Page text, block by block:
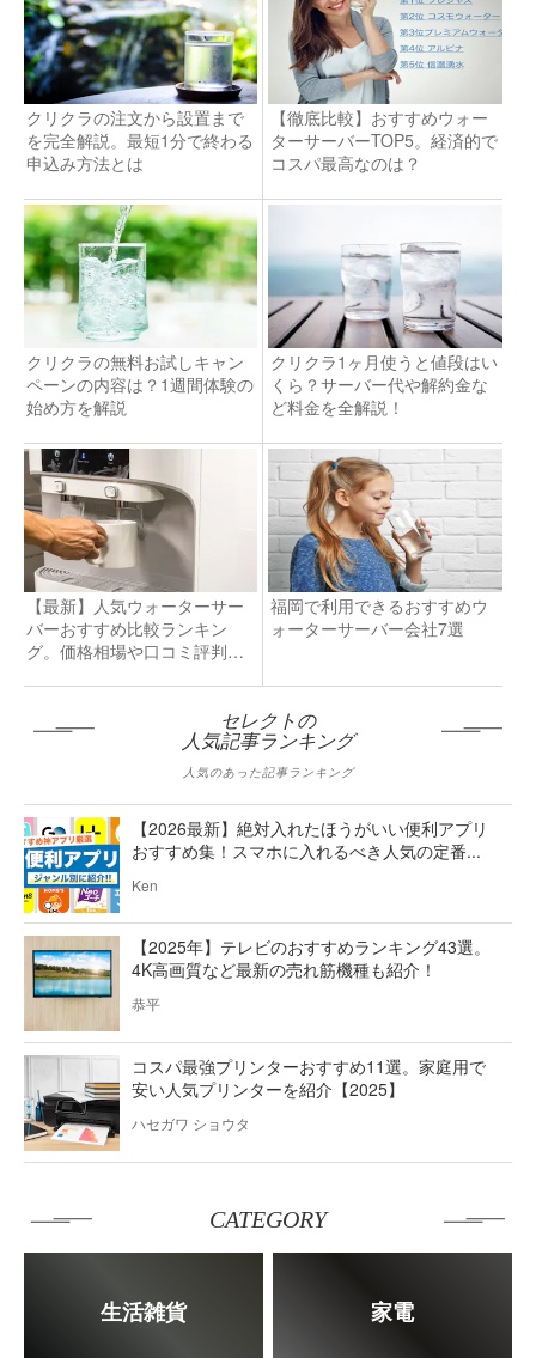
クリクラの注文から設置まで
を完全解説。最短1分で終わる
申込み方法とは
【徹底比較】おすすめウォー
ターサーバーTOP5。経済的で
コスパ最高なのは？
クリクラの無料お試しキャン
ペーンの内容は？1週間体験の
始め方を解説
クリクラ1ヶ月使うと値段はい
くら？サーバー代や解約金な
ど料金を全解説！
【最新】人気ウォーターサー
バーおすすめ比較ランキン
グ。価格相場や口コミ評判も
福岡で利用できるおすすめウ
ォーターサーバー会社7選
セレクトの
人気記事ランキング
人気のあった記事ランキング
【2026最新】絶対入れたほうがいい便利アプリ
おすすめ集！スマホに入れるべき人気の定番...
Ken
【2025年】テレビのおすすめランキング43選。
4K高画質など最新の売れ筋機種も紹介！
恭平
コスパ最強プリンターおすすめ11選。家庭用で
安い人気プリンターを紹介【2025】
ハセガワ ショウタ
CATEGORY
生活雑貨 家電